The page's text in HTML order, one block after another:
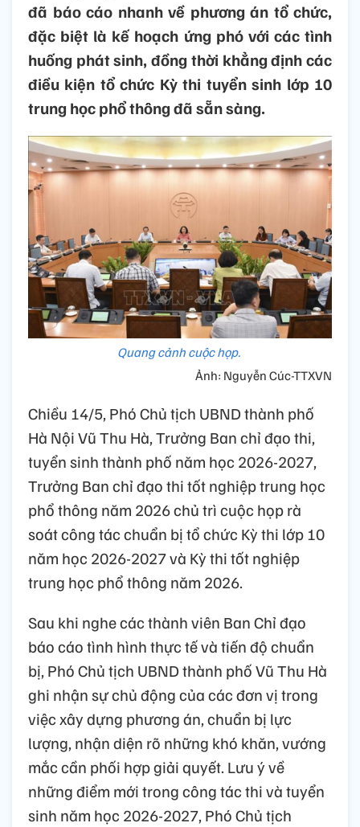
đã báo cáo nhanh về phương án tổ chức,
đặc biệt là kế hoạch ứng phó với các tình
huống phát sinh, đồng thời khẳng định các
điều kiện tổ chức Kỳ thi tuyển sinh lớp 10
trung học phổ thông đã sẵn sàng.
Quang cảnh cuộc họp.
Ảnh: Nguyễn Cúc-TTXVN
Chiều 14/5, Phó Chủ tịch UBND thành phố
Hà Nội Vũ Thu Hà, Trưởng Ban chỉ đạo thi,
tuyển sinh thành phố năm học 2026-2027,
Trưởng Ban chỉ đạo thi tốt nghiệp trung học
phổ thông năm 2026 chủ trì cuộc họp rà
soát công tác chuẩn bị tổ chức Kỳ thi lớp 10
năm học 2026-2027 và Kỳ thi tốt nghiệp
trung học phổ thông năm 2026.
Sau khi nghe các thành viên Ban Chỉ đạo
báo cáo tình hình thực tế và tiến độ chuẩn
bị, Phó Chủ tịch UBND thành phố Vũ Thu Hà
ghi nhận sự chủ động của các đơn vị trong
việc xây dựng phương án, chuẩn bị lực
lượng, nhận diện rõ những khó khăn, vướng
mắc cần phối hợp giải quyết. Lưu ý về
những điểm mới trong công tác thi và tuyển
sinh năm học 2026-2027, Phó Chủ tịch